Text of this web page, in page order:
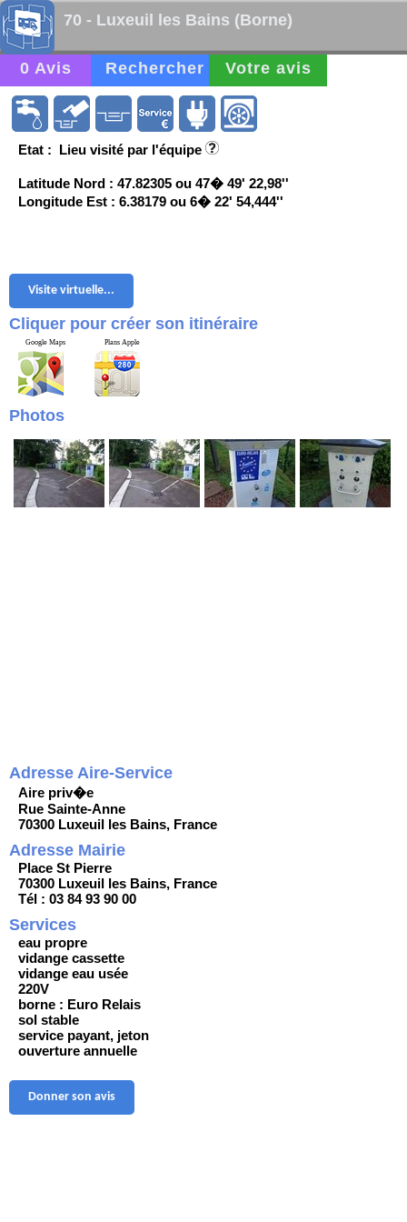
70 - Luxeuil les Bains (Borne)
0 Avis Rechercher Votre avis
Etat : Lieu visité par l'équipe
Latitude Nord : 47.82305 ou 47� 49' 22,98''
Longitude Est : 6.38179 ou 6� 22' 54,444''
Visite virtuelle...
Cliquer pour créer son itinéraire
Google Maps Plans Apple
Photos
Adresse Aire-Service
Aire priv�e
Rue Sainte-Anne
70300 Luxeuil les Bains, France
Adresse Mairie
Place St Pierre
70300 Luxeuil les Bains, France
Tél : 03 84 93 90 00
Services
eau propre
vidange cassette
vidange eau usée
220V
borne : Euro Relais
sol stable
service payant, jeton
ouverture annuelle
Donner son avis